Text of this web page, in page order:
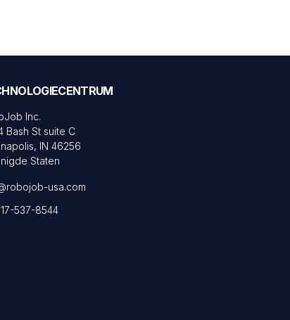
Inc.
Bash St suite C
IN 46256
Staten
usa.com
537-8544